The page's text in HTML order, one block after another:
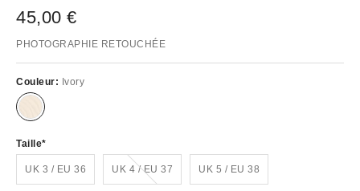
45,00 €
PHOTOGRAPHIE RETOUCHÉE
Couleur: Ivory
Taille
UK 3 / EU 36 UK 4 / EU 37
En rupture de stock ! UK 5 / EU 38